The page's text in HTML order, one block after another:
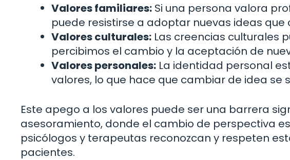
Valores familiares: Si una persona valora
puede resistirse a adoptar nuevas ideas
Valores culturales: Las creencias culturales
percibimos el cambio y la aceptación de
Valores personales: La identidad personal
valores, lo que hace que cambiar de idea se
Este apego a los valores puede ser una barrera
asesoramiento, donde el cambio de perspectiva
psicólogos y terapeutas reconozcan y respeten
pacientes.